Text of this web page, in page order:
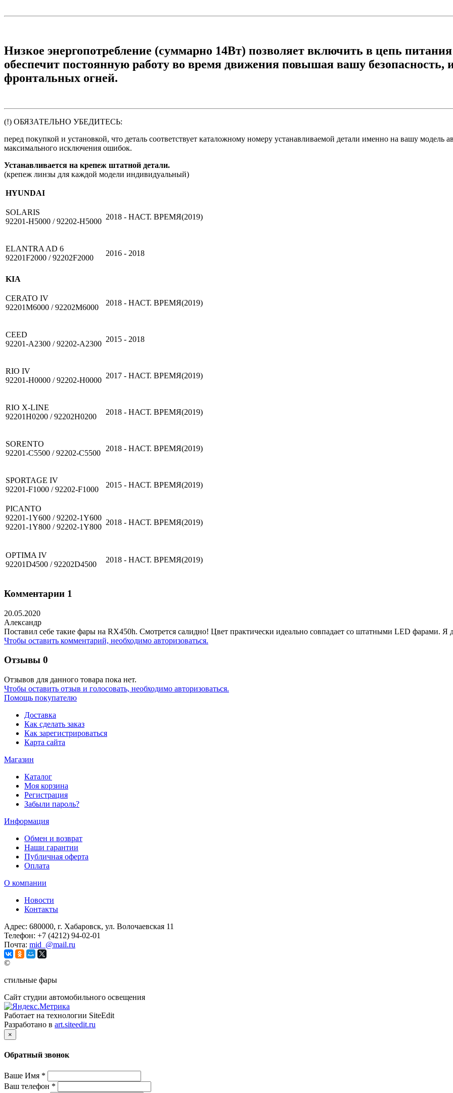
Низкое энергопотребление (суммарно 14Вт) позволяет включить в цепь
обеспечит постоянную работу во время движения повышая вашу безопасность,
фронтальных огней.
(!) ОБЯЗАТЕЛЬНО УБЕДИТЕСЬ:
перед покупкой и установкой, что деталь соответствует каталожному номеру устанавливаемой детали именно на вашу модель
максимального исключения ошибок.
Устанавливается на крепеж штатной детали.
(крепеж линзы для каждой модели индивидуальный)
HYUNDAI
SOLARIS
92201-H5000 / 92202-H5000
2018 - НАСТ. ВРЕМЯ(2019)
ELANTRA AD 6
92201F2000 / 92202F2000
2016 - 2018
KIA
CERATO IV
92201M6000 / 92202M6000
2018 - НАСТ. ВРЕМЯ(2019)
CEED
92201-A2300 / 92202-A2300
2015 - 2018
RIO IV
92201-H0000 / 92202-H0000
2017 - НАСТ. ВРЕМЯ(2019)
RIO X-LINE
92201H0200 / 92202H0200
2018 - НАСТ. ВРЕМЯ(2019)
SORENTO
92201-C5500 / 92202-C5500
2018 - НАСТ. ВРЕМЯ(2019)
SPORTAGE IV
92201-F1000 / 92202-F1000
2015 - НАСТ. ВРЕМЯ(2019)
PICANTO
92201-1Y600 / 92202-1Y600
92201-1Y800 / 92202-1Y800
2018 - НАСТ. ВРЕМЯ(2019)
OPTIMA IV
92201D4500 / 92202D4500
2018 - НАСТ. ВРЕМЯ(2019)
Комментарии 1
20.05.2020
Александр
Поставил себе такие фары на RX450h. Смотрется салидно! Цвет практически идеально совпадает со штатными LED фарами. Я
Чтобы оставить комментарий, необходимо авторизоваться.
Отзывы 0
Отзывов для данного товара пока нет.
Чтобы оcтавить отзыв и голосовать, необходимо авторизоваться.
Помощь покупателю
Доставка
Как сделать заказ
Как зарегистрироваться
Карта сайта
Магазин
Каталог
Моя корзина
Регистрация
Забыли пароль?
Информация
Обмен и возврат
Наши гарантии
Публичная оферта
Оплата
О компании
Новости
Контакты
Адрес: 680000, г. Хабаровск, ул. Волочаевская 11
Телефон: +7 (4212) 94-02-01
Почта: mid_@mail.ru
©
стильные фары
Сайт студии автомобильного освещения
Работает на технологии SiteEdit
Разработано в art.siteedit.ru
×
Обратный звонок
Ваше Имя *
Ваш телефон *